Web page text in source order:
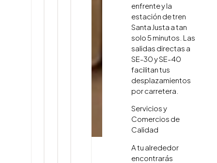
enfrente y la
estación de tren
Santa Justa a tan
solo 5 minutos. Las
salidas directas a
SE-30 y SE-40
facilitan tus
desplazamientos
por carretera.
Servicios y
Comercios de
Calidad
A tu alrededor
encontrarás